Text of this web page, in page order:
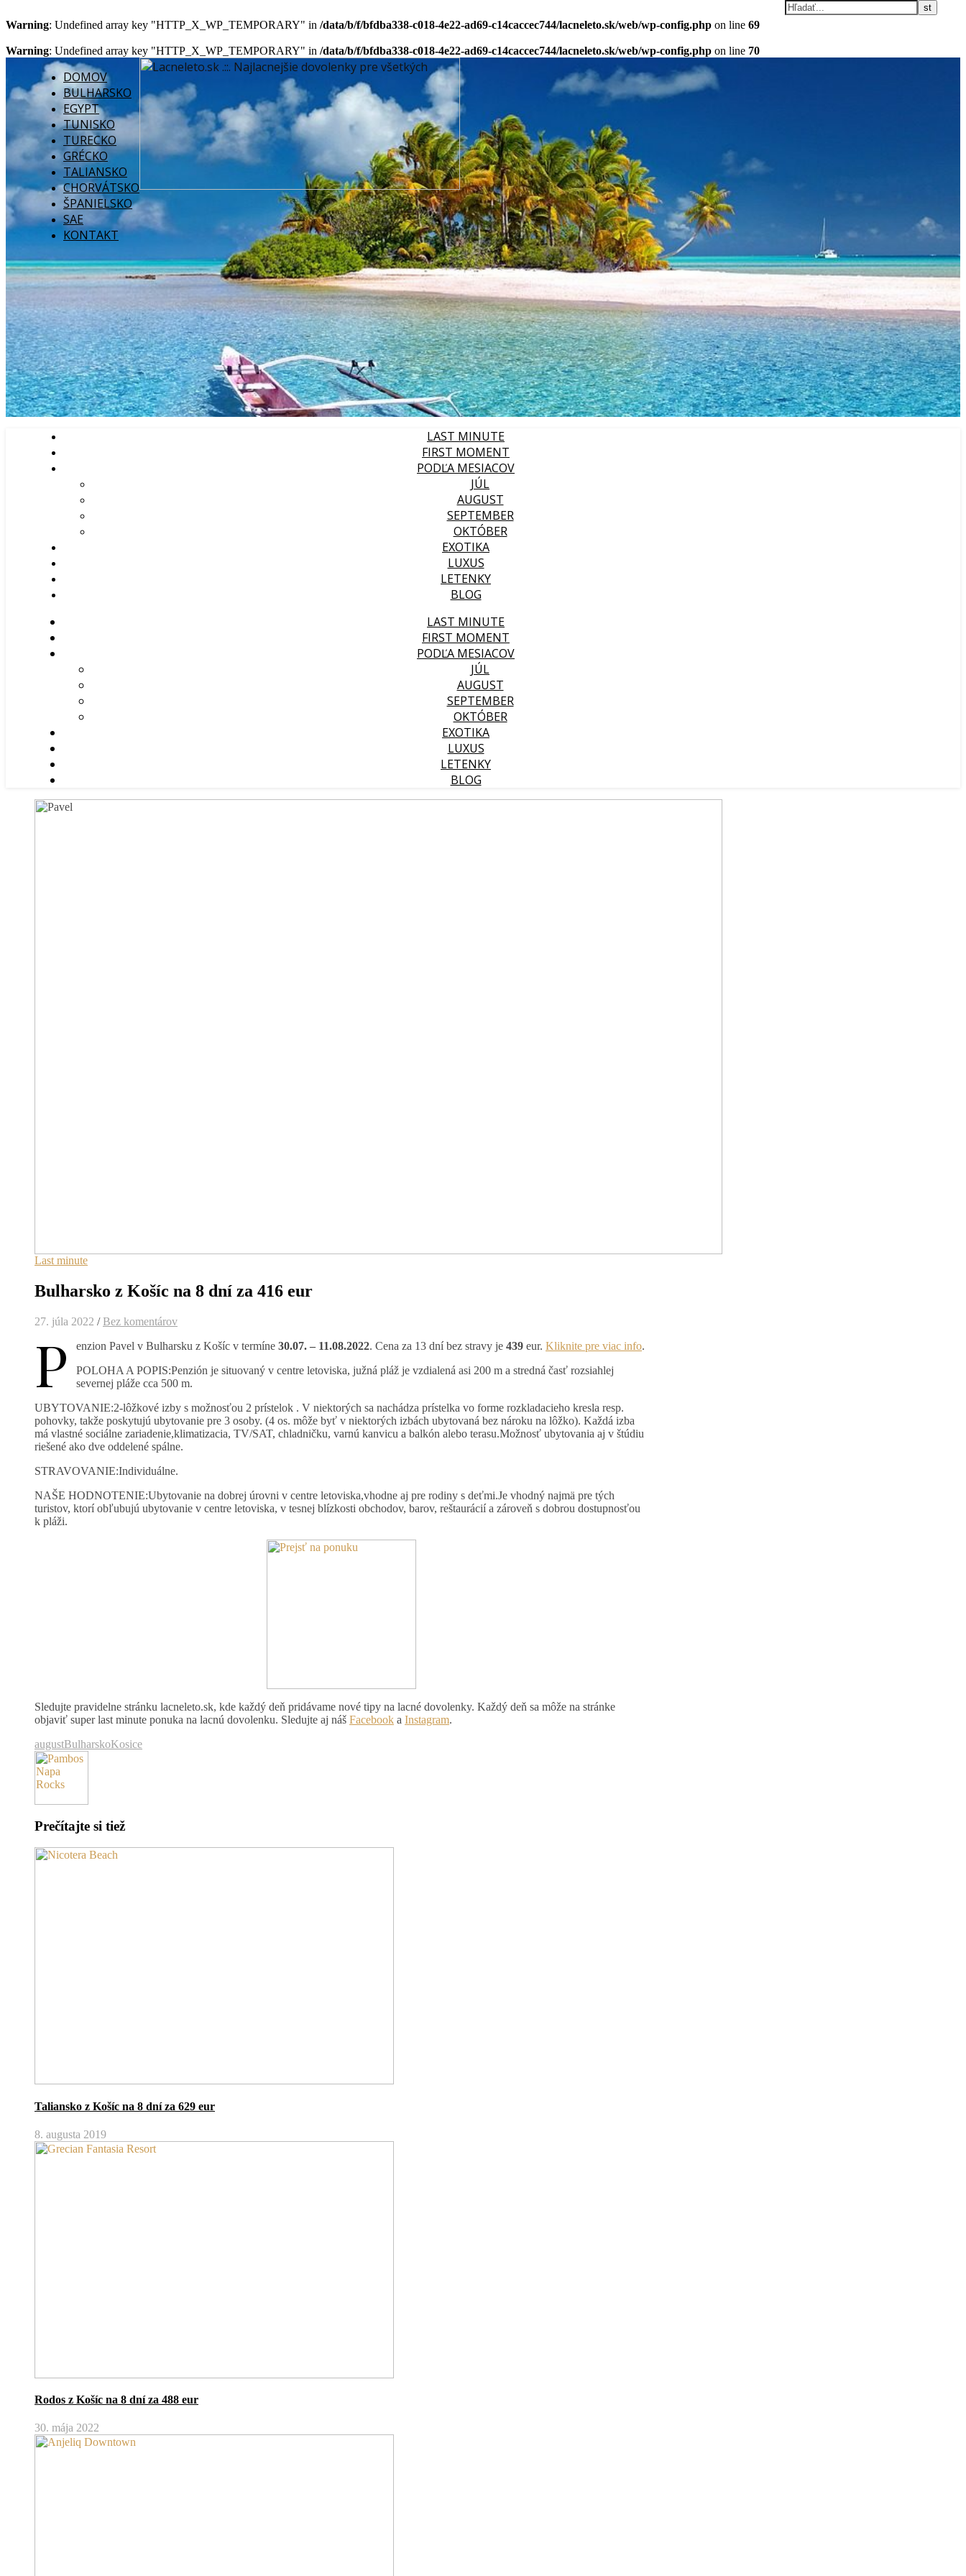
Warning: Undefined array key "HTTP_X_WP_TEMPORARY" in /data/b/f/bfdba338-c018-4e22-ad69-c14caccec744/lacneleto.sk/web/wp-config.php on line 69
Warning: Undefined array key "HTTP_X_WP_TEMPORARY" in /data/b/f/bfdba338-c018-4e22-ad69-c14caccec744/lacneleto.sk/web/wp-config.php on line 70
DOMOV
BULHARSKO
EGYPT
TUNISKO
TURECKO
GRÉCKO
TALIANSKO
CHORVÁTSKO
ŠPANIELSKO
SAE
KONTAKT
LAST MINUTE
FIRST MOMENT
PODĽA MESIACOV
JÚL
AUGUST
SEPTEMBER
OKTÓBER
EXOTIKA
LUXUS
LETENKY
BLOG
LAST MINUTE
FIRST MOMENT
PODĽA MESIACOV
JÚL
AUGUST
SEPTEMBER
OKTÓBER
EXOTIKA
LUXUS
LETENKY
BLOG
Last minute
Bulharsko z Košíc na 8 dní za 416 eur
27. júla 2022 / Bez komentárov
P enzion Pavel v Bulharsku z Košíc v termíne 30.07. – 11.08.2022. Cena za 13 dní bez stravy je 439 eur. Kliknite pre viac info.
POLOHA A POPIS:Penzión je situovaný v centre letoviska, južná pláž je vzdialená asi 200 m a stredná časť rozsiahlej
severnej pláže cca 500 m.
UBYTOVANIE:2-lôžkové izby s možnosťou 2 prístelok . V niektorých sa nachádza prístelka vo forme rozkladacieho kresla resp.
pohovky, takže poskytujú ubytovanie pre 3 osoby. (4 os. môže byť v niektorých izbách ubytovaná bez nároku na lôžko). Každá izba
má vlastné sociálne zariadenie,klimatizacia, TV/SAT, chladničku, varnú kanvicu a balkón alebo terasu.Možnosť ubytovania aj v štúdiu
riešené ako dve oddelené spálne.
STRAVOVANIE:Individuálne.
NAŠE HODNOTENIE:Ubytovanie na dobrej úrovni v centre letoviska,vhodne aj pre rodiny s deťmi.Je vhodný najmä pre tých
turistov, ktorí obľubujú ubytovanie v centre letoviska, v tesnej blízkosti obchodov, barov, reštaurácií a zároveň s dobrou dostupnosťou
k pláži.
Sledujte pravidelne stránku lacneleto.sk, kde každý deň pridávame nové tipy na lacné dovolenky. Každý deň sa môže na stránke
objaviť super last minute ponuka na lacnú dovolenku. Sledujte aj náš Facebook a Instagram.
augustBulharskoKosice
Prečítajte si tiež
Taliansko z Košíc na 8 dní za 629 eur
8. augusta 2019
Rodos z Košíc na 8 dní za 488 eur
30. mája 2022